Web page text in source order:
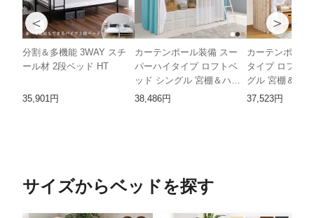
分割＆多機能 3WAY スチ
ール材 2段ベッド HT
35,901円
カーテンポール装備 スー
パーハイタイプ ロフトベ
ッド シングル 宮棚＆ハン
ガーポール付き スチール
38,486円
カーテンポール
タイプ ロフト
グル 宮棚＆ハ
ル付き スチー
37,523円
＜ ＞
サイズからベッドを探す